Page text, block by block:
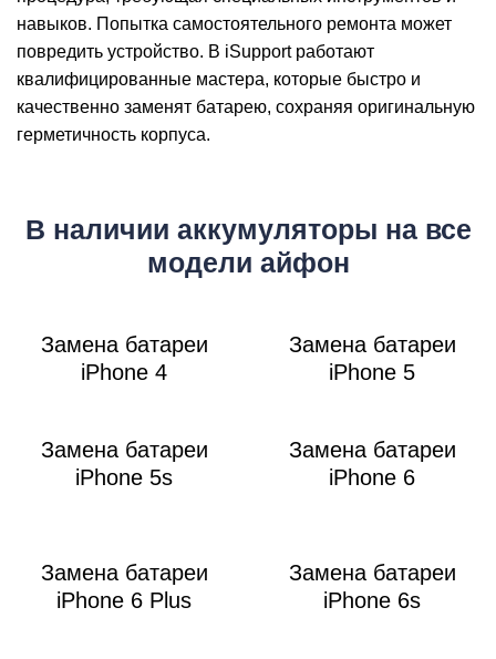
навыков. Попытка самостоятельного ремонта может
повредить устройство. В iSupport работают
квалифицированные мастера, которые быстро и
качественно заменят батарею, сохраняя оригинальную
герметичность корпуса.
В наличии аккумуляторы на все
модели айфон
Замена батареи
iPhone 4
Замена батареи
iPhone 5
Замена батареи
iPhone 5s
Замена батареи
iPhone 6
Замена батареи
iPhone 6 Plus
Замена батареи
iPhone 6s